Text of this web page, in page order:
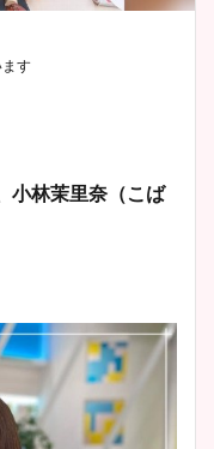
す
小林茉里奈（こば